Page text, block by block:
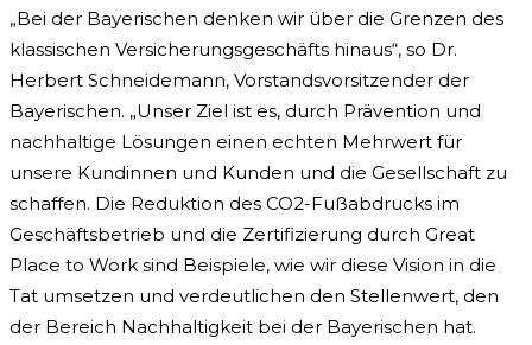
„Bei der Bayerischen denken wir über die Grenzen des
klassischen Versicherungsgeschäfts hinaus“, so Dr.
Herbert Schneidemann, Vorstandsvorsitzender der
Bayerischen. „Unser Ziel ist es, durch Prävention und
nachhaltige Lösungen einen echten Mehrwert für
unsere Kundinnen und Kunden und die Gesellschaft zu
schaffen. Die Reduktion des CO2-Fußabdrucks im
Geschäftsbetrieb und die Zertifizierung durch Great
Place to Work sind Beispiele, wie wir diese Vision in die
Tat umsetzen und verdeutlichen den Stellenwert, den
der Bereich Nachhaltigkeit bei der Bayerischen hat.